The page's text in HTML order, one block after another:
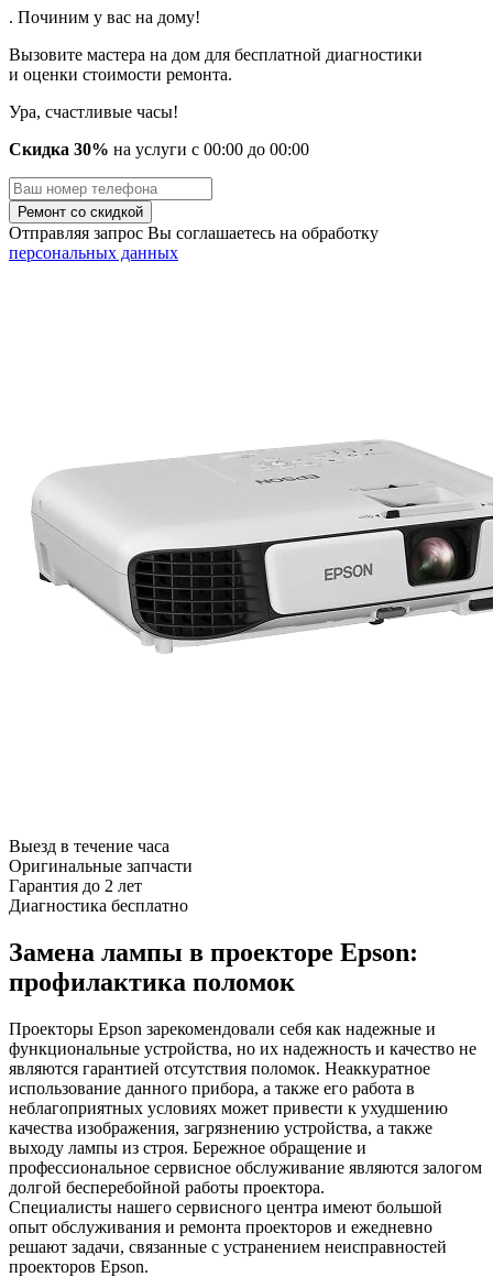
. Починим у вас на дому!
Вызовите мастера на дом для бесплатной диагностики
и оценки стоимости ремонта.
Ура, счастливые часы!
Скидка 30% на услуги с 00:00 до 00:00
Отправляя запрос Вы соглашаетесь на обработку
персональных данных
Выезд в течение часа
Оригинальные запчасти
Гарантия до 2 лет
Диагностика бесплатно
Замена лампы в проекторе Epson:
профилактика поломок
Проекторы Epson зарекомендовали себя как надежные и
функциональные устройства, но их надежность и качество не
являются гарантией отсутствия поломок. Неаккуратное
использование данного прибора, а также его работа в
неблагоприятных условиях может привести к ухудшению
качества изображения, загрязнению устройства, а также
выходу лампы из строя. Бережное обращение и
профессиональное сервисное обслуживание являются залогом
долгой бесперебойной работы проектора.
Специалисты нашего сервисного центра имеют большой
опыт обслуживания и ремонта проекторов и ежедневно
решают задачи, связанные с устранением неисправностей
проекторов Epson.